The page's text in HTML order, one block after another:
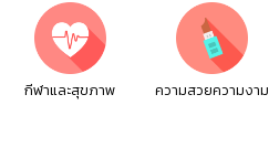
กีฬาและสุขภาพ ความสวยความงาม